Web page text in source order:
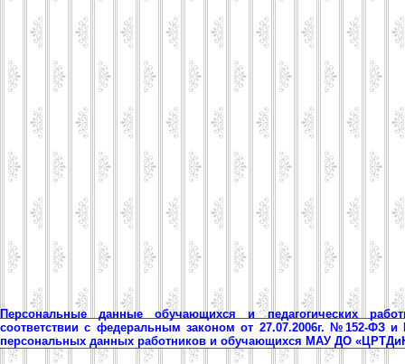
Персональные данные обучающихся и педагогических
соответствии с федеральным законом от 27.07.2006г. №152-ФЗ
персональных данных работников и обучающихся МАУ ДО